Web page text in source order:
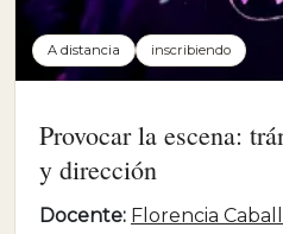
A distancia inscribiendo
Provocar la escena:
y dirección
Docente: Florencia